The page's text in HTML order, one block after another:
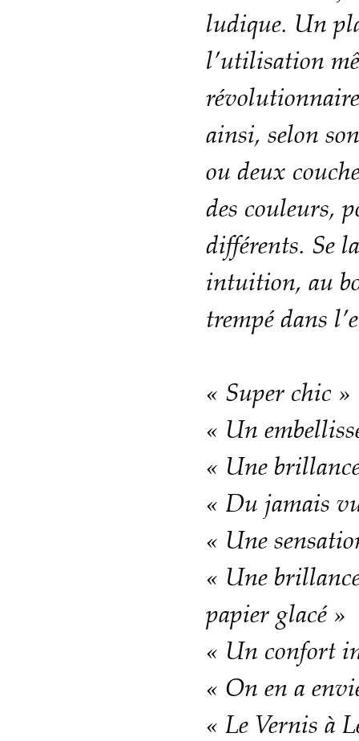
ludique. Un
l’utilisation
ainsi, selon
ou deux
des couleurs,
différents. Se
intuition, au
trempé dans
« Super chic »
« Un
« Une
« Du jamais
« Une
« Une
papier glacé »
« Un confort
« On en a
« Le Vernis à